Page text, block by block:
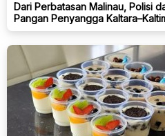
Dari Perbatasan Malinau, Polisi
Pangan Penyangga